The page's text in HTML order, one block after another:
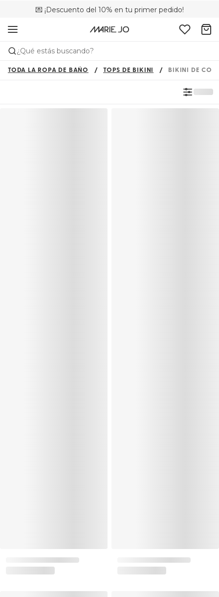
💌 ¡Descuento del 10% en tu primer pedido!
🚚 Envío gratuito a partir de 75 €
📦 Devoluciones gratuitas
¿Qué estás buscando?
TODA LA ROPA DE BAÑO TOPS DE BIKINI BIKINI DE